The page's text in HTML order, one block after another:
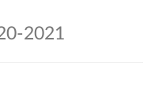
2021